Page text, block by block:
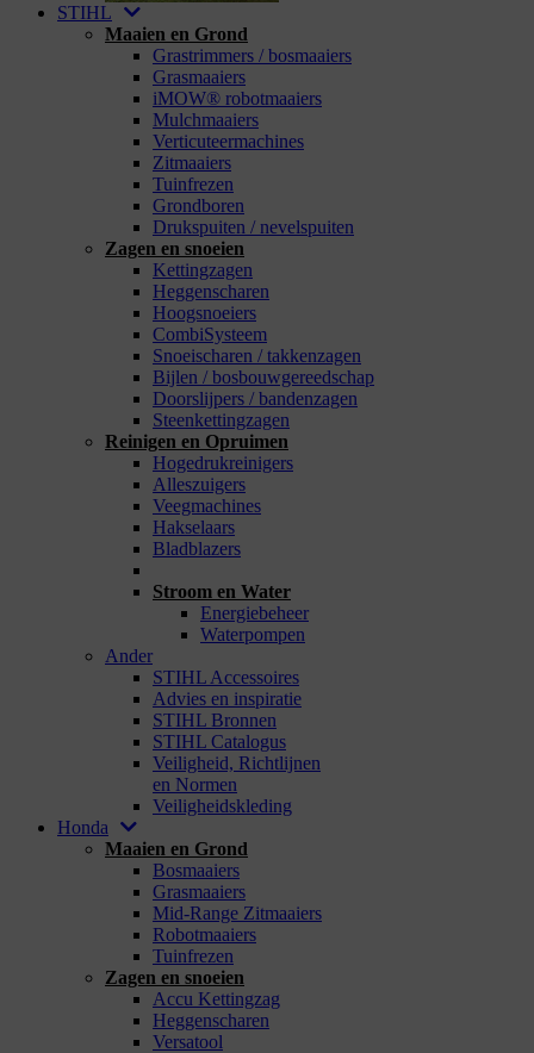
STIHL
Maaien en Grond
Grastrimmers / bosmaaiers
Grasmaaiers
iMOW® robotmaaiers
Mulchmaaiers
Verticuteermachines
Zitmaaiers
Tuinfrezen
Grondboren
Drukspuiten / nevelspuiten
Zagen en snoeien
Kettingzagen
Heggenscharen
Hoogsnoeiers
CombiSysteem
Snoeischaren / takkenzagen
Bijlen / bosbouwgereedschap
Doorslijpers / bandenzagen
Steenkettingzagen
Reinigen en Opruimen
Hogedrukreinigers
Alleszuigers
Veegmachines
Hakselaars
Bladblazers
Stroom en Water
Energiebeheer
Waterpompen
Ander
STIHL Accessoires
Advies en inspiratie
STIHL Bronnen
STIHL Catalogus
Veiligheid, Richtlijnen
en Normen
Veiligheidskleding
Honda
Maaien en Grond
Bosmaaiers
Grasmaaiers
Mid-Range Zitmaaiers
Robotmaaiers
Tuinfrezen
Zagen en snoeien
Accu Kettingzag
Heggenscharen
Versatool